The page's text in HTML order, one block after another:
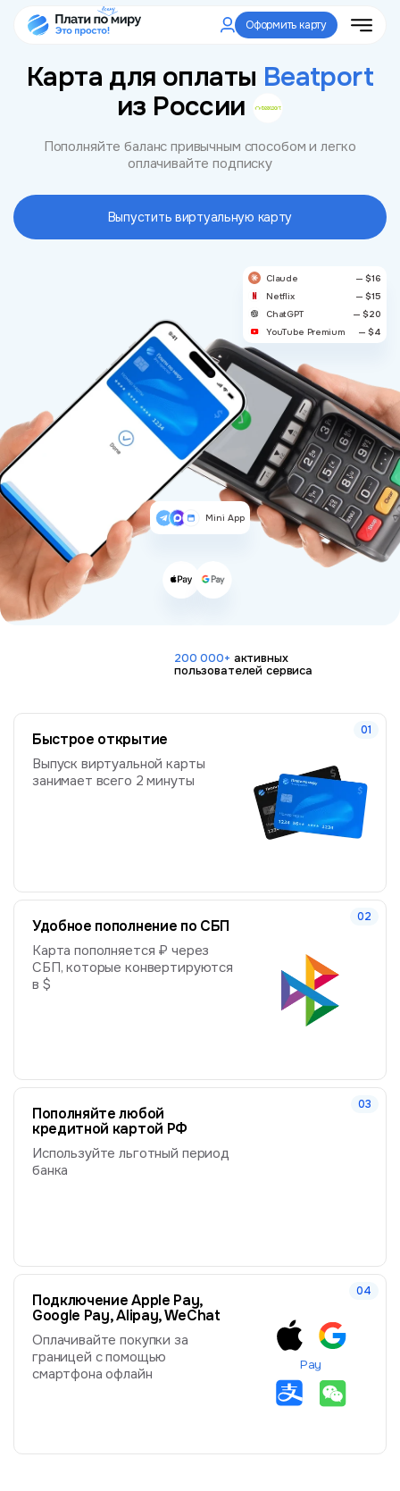
Оформить карту
Карта для оплаты Beatport
из России
Пополняйте баланс привычным способом и легко
оплачивайте подписку
Выпустить виртуальную карту
Claude
— $16
Netflix
— $15
ChatGPT
— $20
YouTube Premium
— $4
Mini App
200 000+ активных
пользователей сервиса
Быстрое открытие
Выпуск виртуальной карты
занимает всего 2 минуты
Удобное пополнение по СБП
Карта пополняется ₽ через
СБП, которые конвертируются
в $
Пополняйте любой
кредитной картой РФ
Используйте льготный период
банка
Подключение Apple Pay,
Google Pay, Alipay, WeChat
Оплачивайте покупки за
границей с помощью
смартфона офлайн
Pay